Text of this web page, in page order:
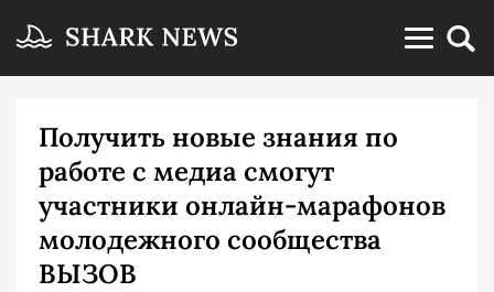
Получить новые знания по
работе с медиа смогут
участники онлайн-марафонов
молодежного сообщества
ВЫЗОВ